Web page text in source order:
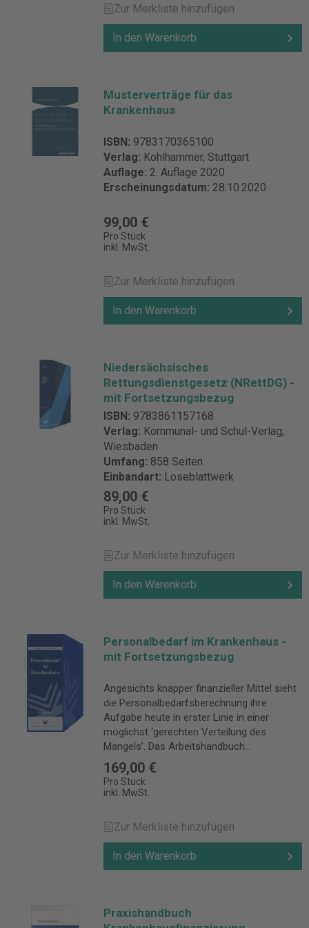
Zur Merkliste hinzufügen
In den Warenkorb
Musterverträge für das
Krankenhaus
ISBN: 9783170365100
Verlag: Kohlhammer, Stuttgart
Auflage: 2. Auflage 2020
Erscheinungsdatum: 28.10.2020
99,00 €
Pro Stück
inkl. MwSt.
Zur Merkliste hinzufügen
In den Warenkorb
Niedersächsisches
Rettungsdienstgesetz (NRettDG) -
mit Fortsetzungsbezug
ISBN: 9783861157168
Verlag: Kommunal- und Schul-Verlag,
Wiesbaden
Umfang: 858 Seiten
Einbandart: Loseblattwerk
89,00 €
Pro Stück
inkl. MwSt.
Zur Merkliste hinzufügen
In den Warenkorb
Personalbedarf im Krankenhaus -
mit Fortsetzungsbezug
Angesichts knapper finanzieller Mittel sieht
die Personalbedarfsberechnung ihre
Aufgabe heute in erster Linie in einer
möglichst ‘gerechten Verteilung des
Mangels’. Das Arbeitshandbuch
”Personalbedarf im Krankenhaus” trägt
diesem elementaren Bedürfnis der
Krankenhauspraxis dergestalt Rechnung,
Möglichkeiten für die Bedarfsberechnung
aufzeigt und diese anhand praktischer
Personalgruppen des Krankenhauses,
Dienst, der Funktionsdienst, der
Wirtschafts- und Versorgungsdienst, der
169,00 €
Pro Stück
inkl. MwSt.
Zur Merkliste hinzufügen
In den Warenkorb
Praxishandbuch